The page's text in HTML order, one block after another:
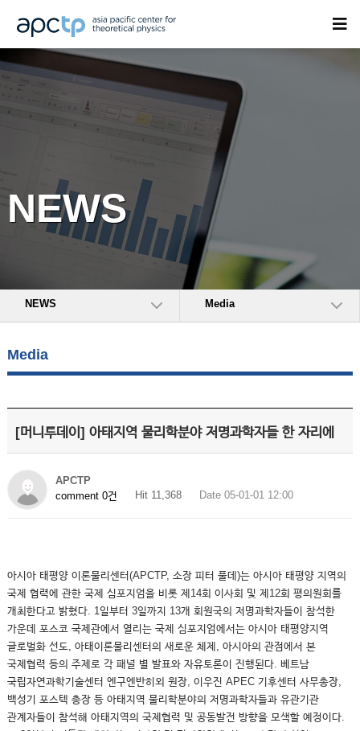
NEWS
NEWS Media
Media
[머니투데이] 아태지역 물리학분야 저명과학자들 한 자리에
APCTP
comment 0건
Hit 11,368 Date 05-01-01 12:00
아시아 태평양 이론물리센터(APCTP, 소장 피터 풀데)는 아시아 태평양 지역의
국제 협력에 관한 국제 심포지엄을 비롯 제14회 이사회 및 제12회 평의원회를
개최한다고 밝혔다. 1일부터 3일까지 13개 회원국의 저명과학자들이 참석한
가운데 포스코 국제관에서 열리는 국제 심포지엄에서는 아시아 태평양지역
글로벌화 선도, 아태이론물리센터의 새로운 체제, 아시아의 관점에서 본
국제협력 등의 주제로 각 패널 별 발표와 자유토론이 진행된다. 베트남
국립자연과학기술센터 엔구엔반히외 원장, 이우진 APEC 기후센터 사무총장,
백성기 포스텍 총장 등 아태지역 물리학분야의 저명과학자들과 유관기관
관계자들이 참석해 아태지역의 국제협력 및 공동발전 방향을 모색할 예정이다.